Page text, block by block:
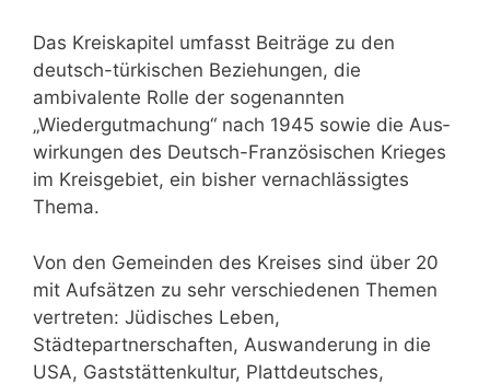
Das Kreiskapitel umfasst Beiträge zu den
deutsch-türkischen Beziehungen, die
ambivalente Rolle der sogenannten
„Wiedergutmachung“ nach 1945 sowie die Aus­
wirkungen des Deutsch-Französischen Krieges
im Kreisgebiet, ein bisher ver­nachlässigtes
Thema.
Von den Gemeinden des Kreises sind über 20
mit Aufsätzen zu sehr ver­schiedenen Themen
vertreten: Jüdisches Leben,
Städtepartnerschaften, Aus­wanderung in die
USA, Gaststättenkultur, Plattdeutsches,